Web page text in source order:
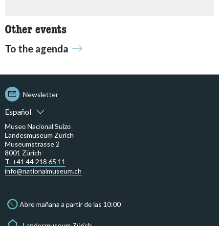
Other events
To the agenda
Español
Newsletter
Museo Nacional Suizo
Landesmuseum Zürich
Museumstrasse 2
8001 Zürich
T. +41 44 218 65 11
info@nationalmuseum.ch
Abre mañana a partir de las 10:00